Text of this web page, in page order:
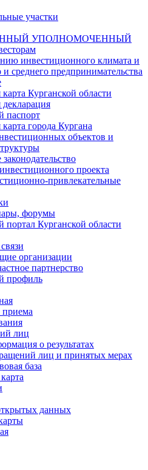
участки
УПОЛНОМОЧЕННЫЙ
инвестиционного климата и
среднего предпринимательства
Курганской области
паспорт
города Кургана
объектов и
проекта
привлекательные
форумы
Курганской области
организации
партнерство
профиль
лиц
о результатах
лиц и принятых мерах
база
данных